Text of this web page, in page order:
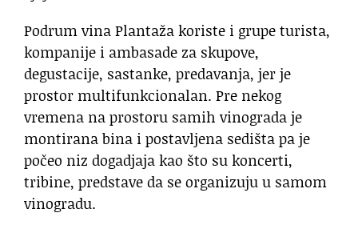
Podrum vina Plantaža koriste i grupe turista,
kompanije i ambasade za skupove,
degustacije, sastanke, predavanja, jer je
prostor multifunkcionalan. Pre nekog
vremena na prostoru samih vinograda je
montirana bina i postavljena sedišta pa je
počeo niz dogadjaja kao što su koncerti,
tribine, predstave da se organizuju u samom
vinogradu.